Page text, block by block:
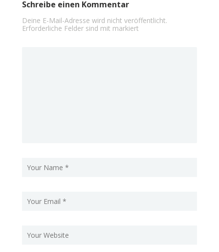
Schreibe einen Kommentar
Deine E-Mail-Adresse wird nicht veröffentlicht.
Erforderliche Felder sind mit markiert